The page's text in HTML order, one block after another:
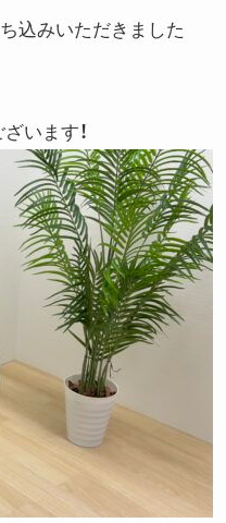
込みいただきました
います！